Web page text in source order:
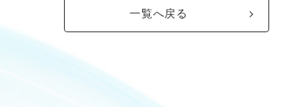
一覧へ戻る